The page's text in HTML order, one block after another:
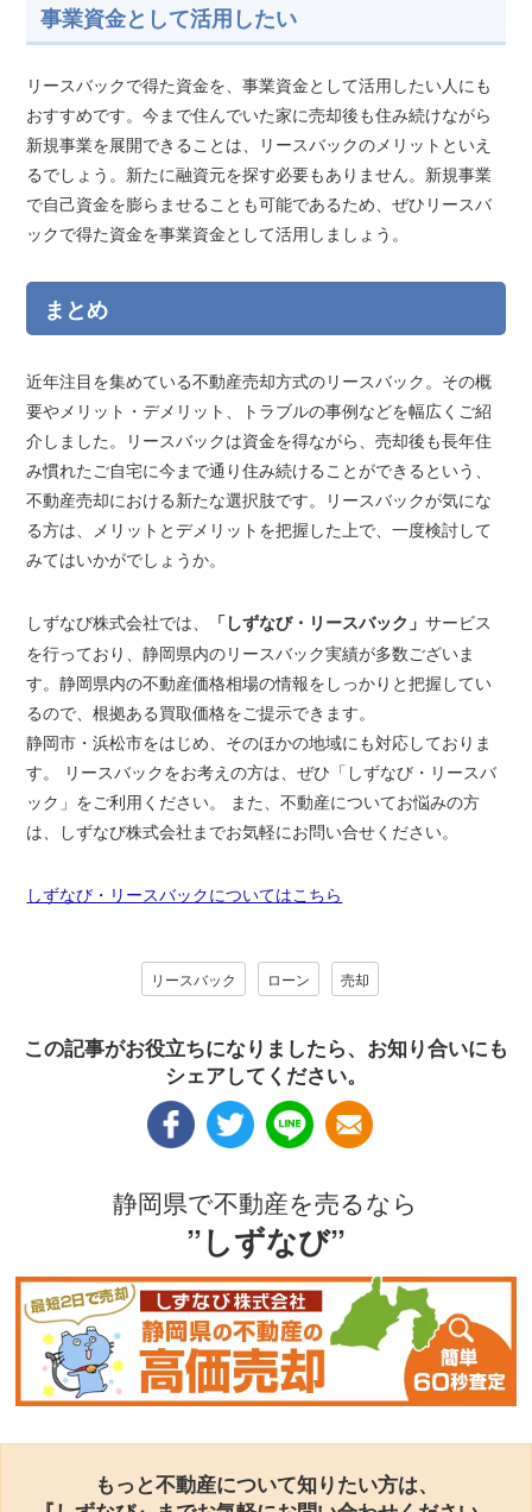
事業資金として活用したい
リースバックで得た資金を、事業資金として活用したい人にも
おすすめです。今まで住んでいた家に売却後も住み続けながら
新規事業を展開できることは、リースバックのメリットといえ
るでしょう。新たに融資元を探す必要もありません。新規事業
で自己資金を膨らませることも可能であるため、ぜひリースバ
ックで得た資金を事業資金として活用しましょう。
まとめ
近年注目を集めている不動産売却方式のリースバック。その概
要やメリット・デメリット、トラブルの事例などを幅広くご紹
介しました。リースバックは資金を得ながら、売却後も長年住
み慣れたご自宅に今まで通り住み続けることができるという、
不動産売却における新たな選択肢です。リースバックが気にな
る方は、メリットとデメリットを把握した上で、一度検討して
みてはいかがでしょうか。
しずなび株式会社では、 「しずなび・リースバック」サービス
を行っており、静岡県内のリースバック実績が多数ございま
す。静岡県内の不動産価格相場の情報をしっかりと把握してい
るので、根拠ある買取価格をご提示できます。
静岡市・浜松市をはじめ、そのほかの地域にも対応しておりま
す。 リースバックをお考えの方は、ぜひ「しずなび・リースバ
ック」をご利用ください。 また、不動産についてお悩みの方
は、しずなび株式会社までお気軽にお問い合せください。
しずなび・リースバックについてはこちら
リースバック ローン 売却
この記事がお役立ちになりましたら、お知り合いにも
シェアしてください。
静岡県で不動産を売るなら
”しずなび”
もっと不動産について知りたい方は、